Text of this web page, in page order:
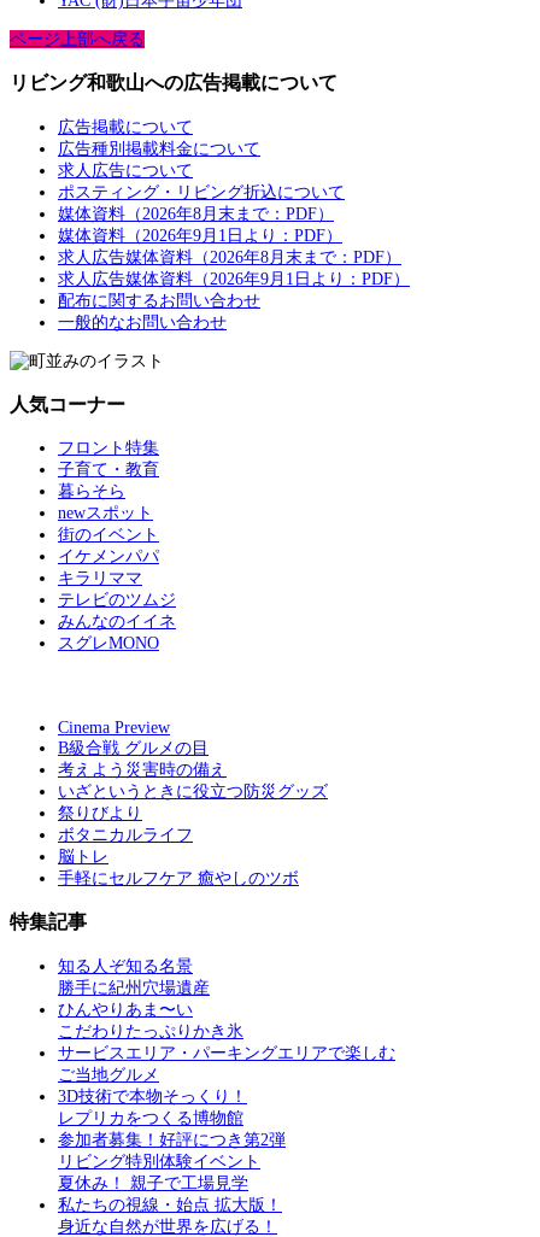
ページ上部へ戻る
リビング和歌山への広告掲載について
広告掲載について
広告種別掲載料金について
求人広告について
ポスティング・リビング折込について
媒体資料（2026年8月末まで：PDF）
媒体資料（2026年9月1日より：PDF）
求人広告媒体資料（2026年8月末まで：PDF）
求人広告媒体資料（2026年9月1日より：PDF）
配布に関するお問い合わせ
一般的なお問い合わせ
人気コーナー
フロント特集
子育て・教育
暮らそら
newスポット
街のイベント
イケメンパパ
キラリママ
テレビのツムジ
みんなのイイネ
スグレMONO
Cinema Preview
B級合戦 グルメの目
考えよう災害時の備え
いざというときに役立つ防災グッズ
祭りびより
ボタニカルライフ
脳トレ
手軽にセルフケア 癒やしのツボ
特集記事
知る人ぞ知る名景
勝手に紀州穴場遺産
ひんやりあま〜い
こだわりたっぷりかき氷
サービスエリア・パーキングエリアで楽しむ
ご当地グルメ
3D技術で本物そっくり！
レプリカをつくる博物館
参加者募集！好評につき第2弾
リビング特別体験イベント
夏休み！ 親子で工場見学
私たちの視線・始点 拡大版！
身近な自然が世界を広げる！